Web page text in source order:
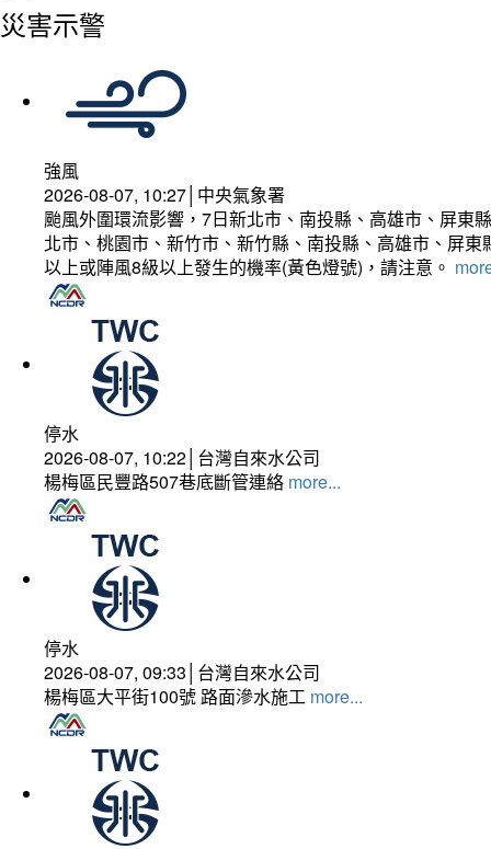
災害示警
強風
2026-08-07, 10:27│中央氣象署
颱風外圍環流影響，7日新北市、南投縣、高雄市、屏東
北市、桃園市、新竹市、新竹縣、南投縣、高雄市、屏
以上或陣風8級以上發生的機率(黃色燈號)，請注意。
停水
2026-08-07, 10:22│台灣自來水公司
楊梅區民豐路507巷底斷管連絡 more...
停水
2026-08-07, 09:33│台灣自來水公司
楊梅區大平街100號 路面滲水施工 more...